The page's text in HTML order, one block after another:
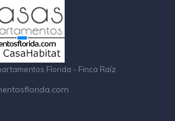
Florida - Finca Raíz